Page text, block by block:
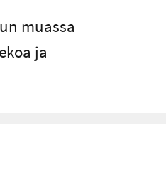
muassa
ja